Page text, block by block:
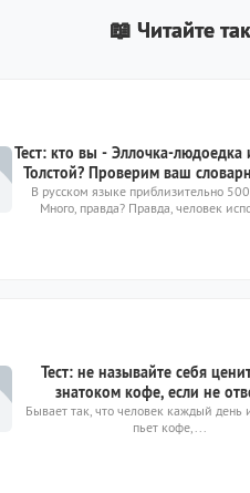
📖 Читайте
Тест: кто вы - Эллочка-людоедка
Толстой? Проверим ваш
В русском языке приблизительно
Много, правда? Правда, человек
Тест: не называйте себя
знатоком кофе, если не
9https://kto-chto-gde.ru/
content/themes/theme2019/img/
Бывает так, что человек каждый день
пьет кофе,...